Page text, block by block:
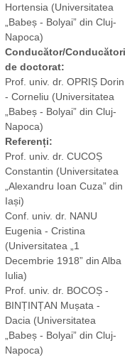
Hortensia (Universitatea
„Babeș - Bolyai” din Cluj-
Napoca)
Conducător/Conducători
de doctorat:
Prof. univ. dr. OPRIȘ Dorin
- Corneliu (Universitatea
„Babeș - Bolyai” din Cluj-
Napoca)
Referenți:
Prof. univ. dr. CUCOȘ
Constantin (Universitatea
„Alexandru Ioan Cuza” din
Iași)
Conf. univ. dr. NANU
Eugenia - Cristina
(Universitatea „1
Decembrie 1918” din Alba
Iulia)
Prof. univ. dr. BOCOȘ -
BINȚINȚAN Mușata -
Dacia (Universitatea
„Babeș - Bolyai” din Cluj-
Napoca)